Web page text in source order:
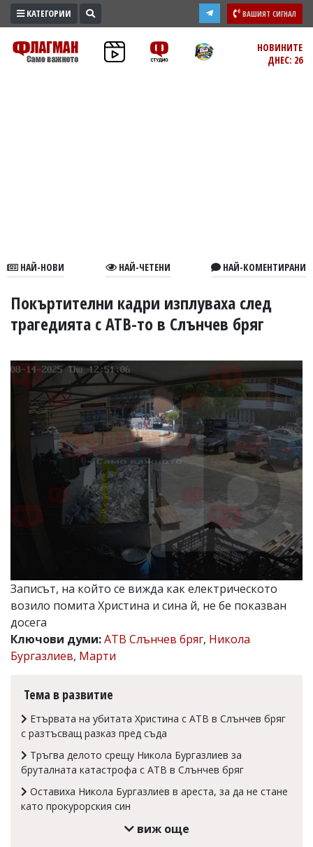
ПРОМО
ЗОНА
В
УКРАЙНА
СПОРТ
РАЗСЛЕДВАНЕ
БИЗНЕС
Управители:
Веселин
v.vasilev@flagman.bg
еmail:
Иван
Колев,
email:
Коментарите
под
въвеждат
читателите
редакцията
носи
тях!
КАТЕГОРИИ ВАШИЯТ СИГНАЛ
НОВИНИТЕ
ДНЕС: 26
НАЙ-НОВИ НАЙ-ЧЕТЕНИ НАЙ-КОМЕНТИРАНИ
Покъртителни кадри изплуваха след
трагедията с АТВ-то в Слънчев бряг
Записът, на който се вижда как електрическото
возило помита Христина и сина й, не бе показван
досега
Ключови думи:АТВ Слънчев бряг, Никола
Бургазлиев, Марти
Тема в развитие
Етървата на убитата Христина с АТВ в Слънчев бряг
с разтъсващ разказ пред съда
Тръгва делото срещу Никола Бургазлиев за
бруталната катастрофа с АТВ в Слънчев бряг
Оставиха Никола Бургазлиев в ареста, за да не стане
като прокурорския син
виж още